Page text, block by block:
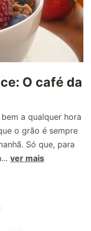
O café da
a qualquer hora
o grão é sempre
Só que, para
ver mais